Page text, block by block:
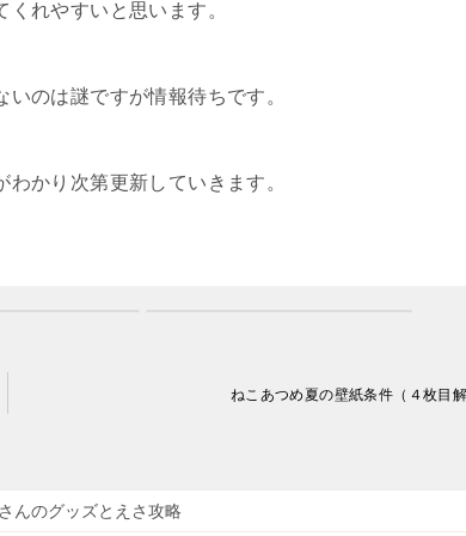
れやすいと思います。
のは謎ですが情報待ちです。
かり次第更新していきます。
ねこあつめ夏の壁紙条件（４枚目
んのグッズとえさ攻略